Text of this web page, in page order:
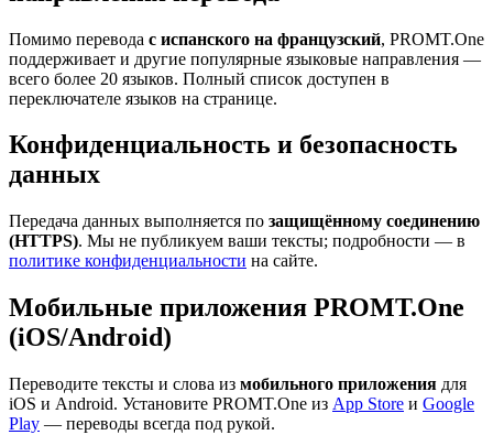
Помимо перевода с испанского на французский, PROMT.One
поддерживает и другие популярные языковые направления —
всего более 20 языков. Полный список доступен в
переключателе языков на странице.
Конфиденциальность и безопасность
данных
Передача данных выполняется по защищённому соединению
(HTTPS). Мы не публикуем ваши тексты; подробности — в
политике конфиденциальности на сайте.
Мобильные приложения PROMT.One
(iOS/Android)
Переводите тексты и слова из мобильного приложения для
iOS и Android. Установите PROMT.One из App Store и Google
Play — переводы всегда под рукой.